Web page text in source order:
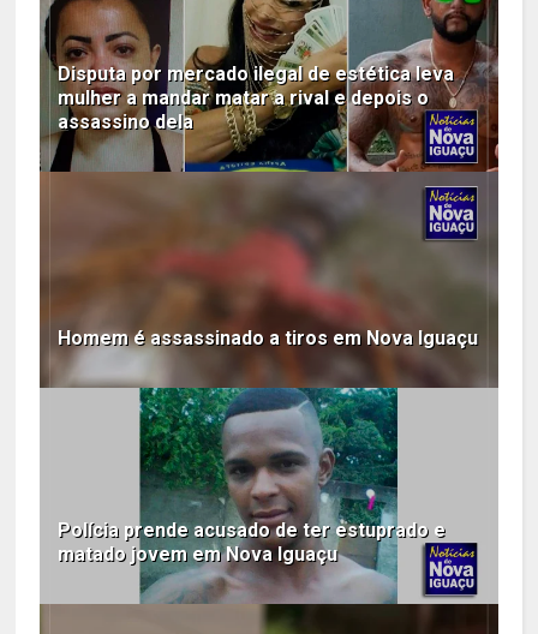
Disputa por mercado ilegal de estética leva
mulher a mandar matar a rival e depois o
assassino dela
Homem é assassinado a tiros em Nova Iguaçu
Polícia prende acusado de ter estuprado e
matado jovem em Nova Iguaçu